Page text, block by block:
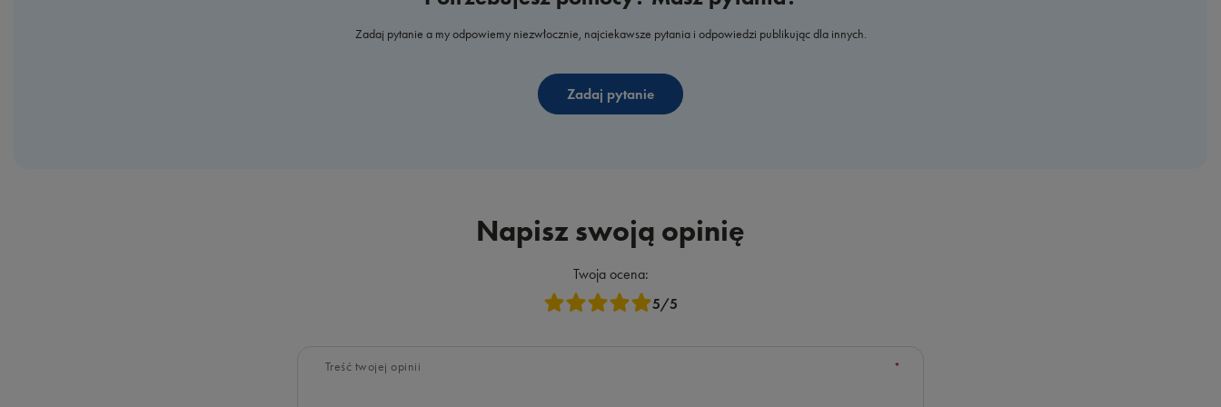
Zadaj pytanie a my odpowiemy niezwłocznie, najciekawsze pytania i odpowiedzi publikując dla innych.
Zadaj pytanie
Napisz swoją opinię
Twoja ocena:
5/5
Treść twojej opinii